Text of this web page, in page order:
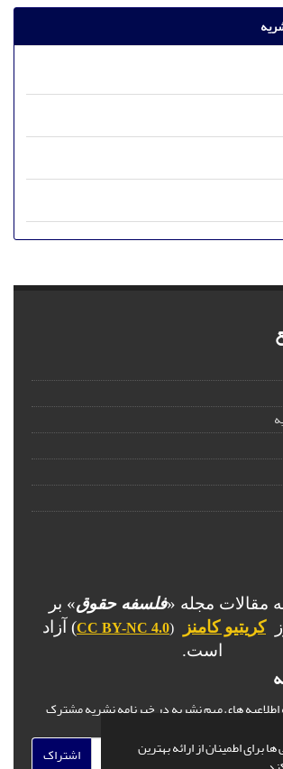
برای اطمینان از ارائه بهترین
مقالات مجله «فلسفه حقوق» بر
کریتیو کامنز (
CC BY-NC 4.0) آزاد
است.
اطلاعیه های مهم نشریه در خبرنامه نشریه مشترک
اشتراک